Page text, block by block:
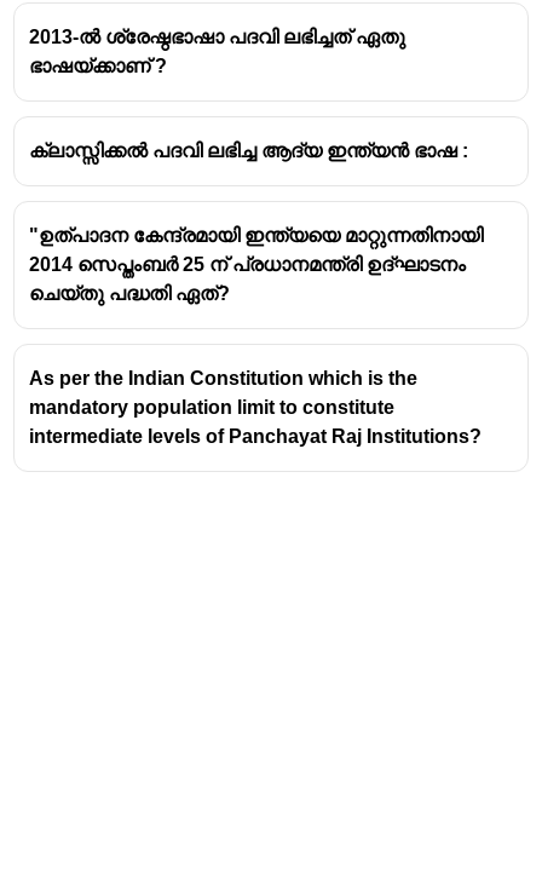
2013-ൽ ശ്രേഷ്ഠഭാഷാ പദവി ലഭിച്ചത് ഏതു
ഭാഷയ്ക്കാണ് ?
ക്ലാസ്സിക്കൽ പദവി ലഭിച്ച ആദ്യ ഇന്ത്യൻ ഭാഷ :
"ഉത്പാദന കേന്ദ്രമായി ഇന്ത്യയെ മാറ്റുന്നതിനായി
2014 സെപ്തംബർ 25 ന് പ്രധാനമന്ത്രി ഉദ്ഘാടനം
ചെയ്തു പദ്ധതി ഏത്?
As per the Indian Constitution which is the
mandatory population limit to constitute
intermediate levels of Panchayat Raj Institutions?